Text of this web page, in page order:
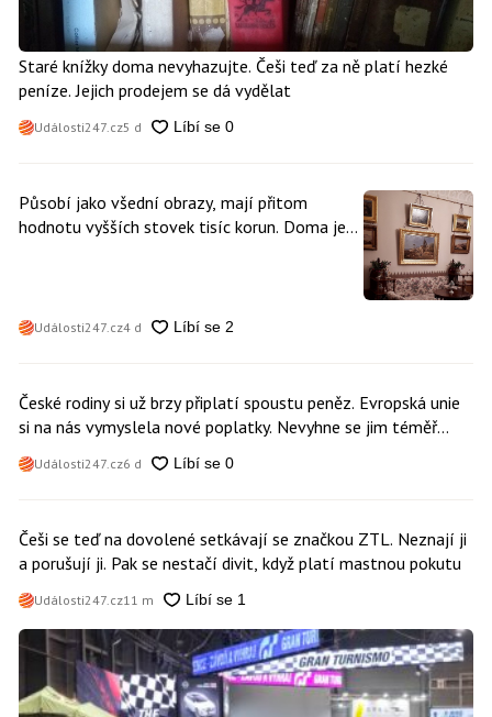
Staré knížky doma nevyhazujte. Češi teď za ně platí hezké
peníze. Jejich prodejem se dá vydělat
Události247.cz5 d
Působí jako všední obrazy, mají přitom
hodnotu vyšších stovek tisíc korun. Doma je
Události247.cz4 d
České rodiny si už brzy připlatí spoustu peněz. Evropská unie
si na nás vymyslela nové poplatky. Nevyhne se jim téměř
Události247.cz6 d
Češi se teď na dovolené setkávají se značkou ZTL. Neznají ji
a porušují ji. Pak se nestačí divit, když platí mastnou pokutu
Události247.cz11 m